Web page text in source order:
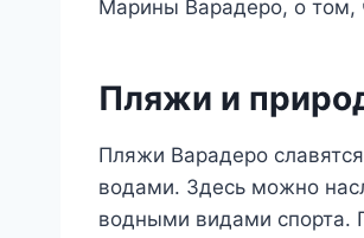
Марины Варадеро, о том,
Пляжи и
Пляжи Варадеро
водами. Здесь можно
водными видами спорта.